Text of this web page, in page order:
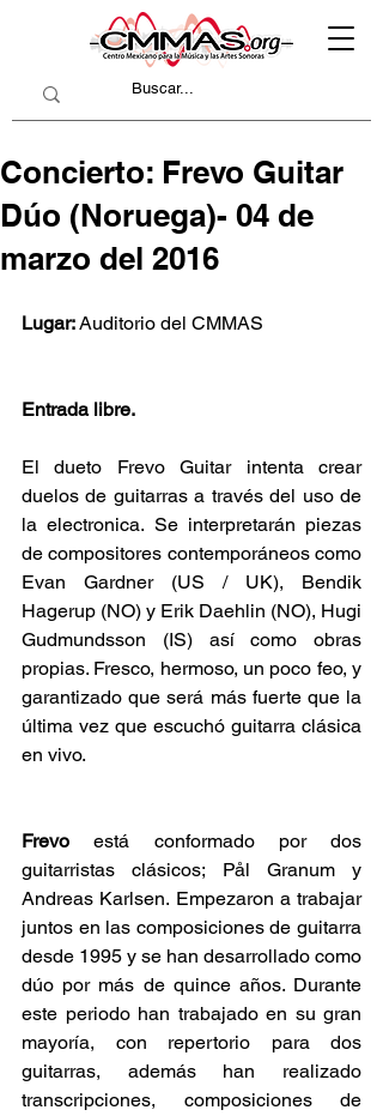
Concierto: Frevo Guitar
Dúo (Noruega)- 04 de
marzo del 2016
Lugar: Auditorio del CMMAS
Entrada libre.
El dueto Frevo Guitar intenta crear
duelos de guitarras a través del uso de
la electronica. Se interpretarán piezas
de compositores contemporáneos como
Evan Gardner (US / UK), Bendik
Hagerup (NO) y Erik Daehlin (NO), Hugi
Gudmundsson (IS) así como obras
propias. Fresco, hermoso, un poco feo, y
garantizado que será más fuerte que la
última vez que escuchó guitarra clásica
en vivo.
Frevo está conformado por dos
guitarristas clásicos; Pål Granum y
Andreas Karlsen. Empezaron a trabajar
juntos en las composiciones de guitarra
desde 1995 y se han desarrollado como
dúo por más de quince años. Durante
este periodo han trabajado en su gran
mayoría, con repertorio para dos
guitarras, además han realizado
transcripciones, composiciones de